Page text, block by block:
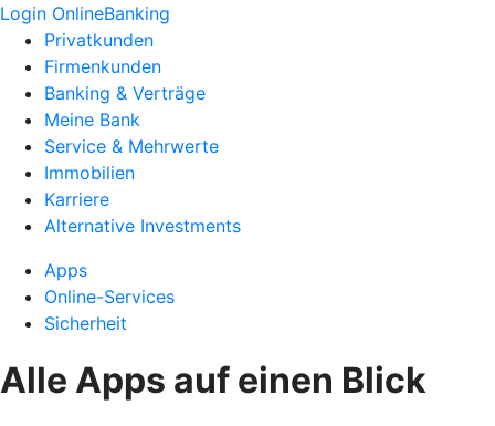
Login OnlineBanking
Privatkunden
Firmenkunden
Banking & Verträge
Meine Bank
Service & Mehrwerte
Immobilien
Karriere
Alternative Investments
Apps
Online-Services
Sicherheit
Alle Apps auf einen Blick